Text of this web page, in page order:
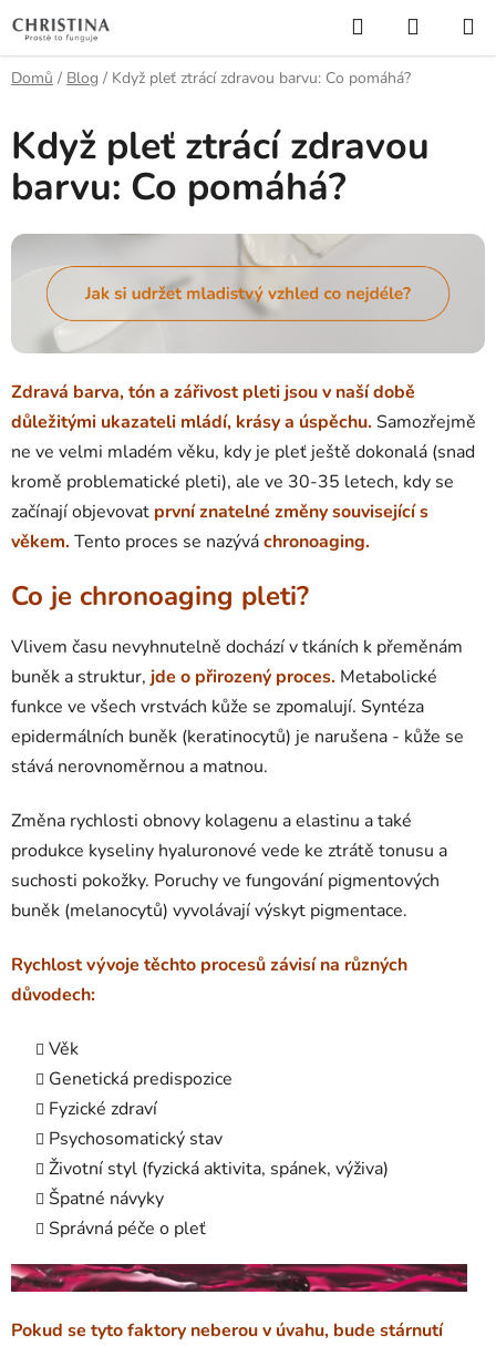
na
obsah
Hledat
KOŠÍK
Domů / Blog / Když pleť ztrácí zdravou barvu: Co pomáhá?
Když pleť ztrácí zdravou
barvu: Co pomáhá?
Zdravá barva, tón a zářivost pleti jsou v naší době
důležitými ukazateli mládí, krásy a úspěchu.Samozřejmě
ne ve velmi mladém věku, kdy je pleť ještě dokonalá (snad
kromě problematické pleti), ale ve 30-35 letech, kdy se
začínají objevovat první znatelné změnysouvisející s
věkem.Tento proces se nazýváchronoaging.
Co je chronoaging pleti?
Vlivem času nevyhnutelně dochází v tkáních k přeměnám
buněk a struktur, jde o přirozený proces. Metabolické
funkce ve všech vrstvách kůže se zpomalují. Syntéza
epidermálních buněk (keratinocytů) je narušena - kůže se
stává nerovnoměrnou a matnou.
Změna rychlosti obnovy kolagenu a elastinu a také
produkce kyseliny hyaluronové vede ke ztrátě tonusu a
suchosti pokožky. Poruchy ve fungování pigmentových
buněk (melanocytů) vyvolávají výskyt pigmentace.
Rychlost vývoje těchto procesů závisí na různých
důvodech:
Věk
Genetická predispozice
Fyzické zdraví
Psychosomatický stav
Životní styl (fyzická aktivita, spánek, výživa)
Špatné návyky
Správná péče o pleť
Pokud se tyto faktory neberou v úvahu, bude stárnutí